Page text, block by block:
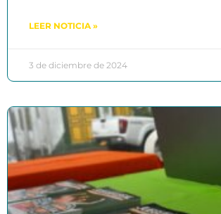
LEER NOTICIA »
3 de diciembre de 2024